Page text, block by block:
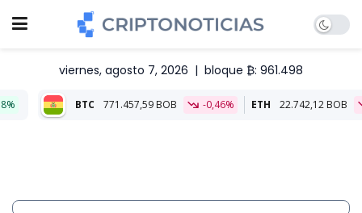
viernes, agosto 7, 2026 | bloque ₿: 961.498
771.457,59 BOB -0,46% ETH 22.742,12 BOB -0,10%